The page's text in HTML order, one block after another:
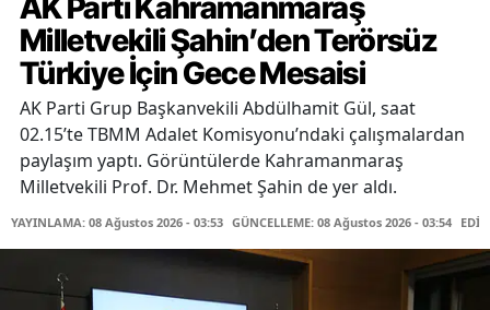
AK Parti Kahramanmaraş
Milletvekili Şahin’den Terörsüz
Türkiye İçin Gece Mesaisi
AK Parti Grup Başkanvekili Abdülhamit Gül, saat
02.15’te TBMM Adalet Komisyonu’ndaki çalışmalardan
paylaşım yaptı. Görüntülerde Kahramanmaraş
Milletvekili Prof. Dr. Mehmet Şahin de yer aldı.
YAYINLAMA: 08 Ağustos 2026 - 03:53 GÜNCELLEME: 08 Ağustos 2026 - 03:54